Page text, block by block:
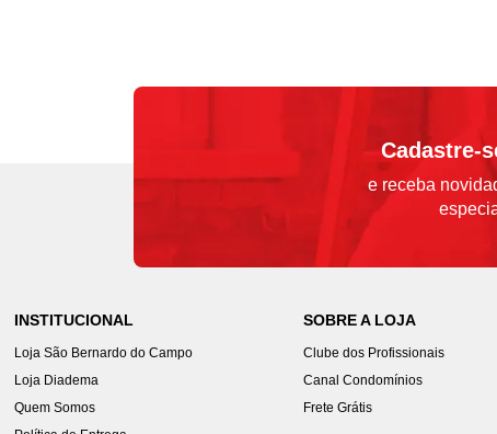
Cadastre-
e receba
INSTITUCIONAL
Loja São Bernardo do Campo
Loja Diadema
Quem Somos
SOBRE A LOJA
Clube dos Profissionais
Canal Condomínios
Frete Grátis